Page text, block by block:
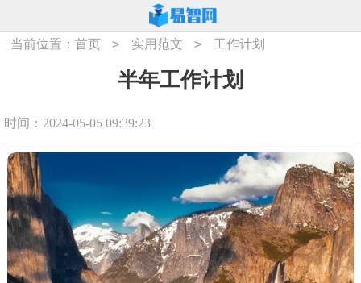
当前位置：首页 > 实用范文 > 工作计划
半年工作计划
时间：2024-05-05 09:39:23